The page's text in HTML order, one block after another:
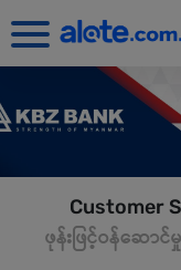
Customer
ဖုန်းဖြင့်ဝန်ဆော